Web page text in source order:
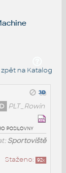
zpět na Katalog
PLT_Rowin
posilovny
Sportoviště
Staženo: 92x